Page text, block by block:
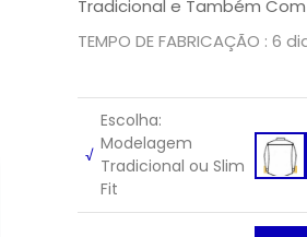
Tradicional e Também
TEMPO DE FABRICAÇÃO :
√
Escolha:
Modelagem
Tradicional ou Slim
Fit